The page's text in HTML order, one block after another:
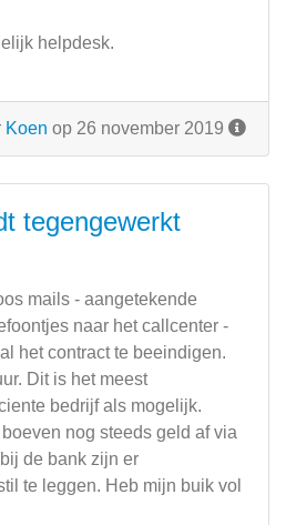
helpdesk.
Koen op 26 november 2019
tegengewerkt
mails - aangetekende
naar het callcenter -
het contract te beeindigen.
Dit is het meest
bedrijf als mogelijk.
nog steeds geld af via
de bank zijn er
te leggen. Heb mijn buik vol